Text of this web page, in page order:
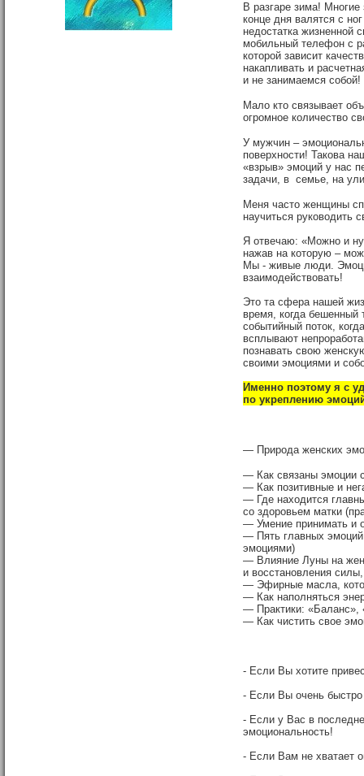
В разгаре зима!
конце дня валятся с
недостатка жизненной
мобильный телефон с
которой зависит
накапливать и
и не занимаемся собой!
Мало кто связывает
огромное количество
У мужчин –
поверхности! Такова
«взрыв» эмоций у нас
задачи, в семье, на
Меня часто женщины
научиться руководить
Я отвечаю: «Можно и
нажав на которую –
Мы - живые люди.
взаимодействовать!
Это та сфера нашей
время, когда
событийный поток,
всплывают
познавать свою
своими эмоциями и
Именно поэтому я с
по укреплению
— Природа женских
— Как связаны эмоции
— Как позитивные и
— Где находится
со здоровьем матки
— Умение принимать и
— Пять главных эмоций
эмоциями)
— Влияние Луны на
и восстановления
— Эфирные масла,
— Как наполняться
— Практики: «Баланс»,
— Как чистить свое
- Если Вы хотите
- Если Вы очень быстро
- Если у Вас в
эмоциональность!
- Если Вам не хватает